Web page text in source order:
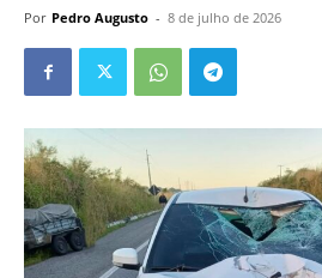
Por Pedro Augusto - 8 de julho de 2026